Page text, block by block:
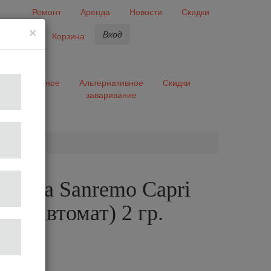
Ремонт Аренда Новости
Скидки
Корзина Вход
Разное
Альтернативное
заваривание
Скидки
Sanremo Capri
(автомат) 2 гр.
×